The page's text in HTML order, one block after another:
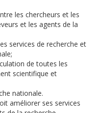
les chercheurs et les
et les agents de la
services de recherche et
de toutes les
scientifique et
nationale.
améliorer ses services